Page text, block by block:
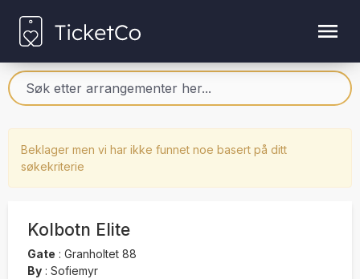
Beklager men vi har ikke funnet noe basert på ditt
søkekriterie
Kolbotn Elite
Gate : Granholtet 88
By : Sofiemyr